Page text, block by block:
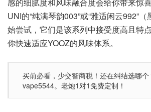
UNI的“纯满琴韵003”或“雅适闲云992”
始尝试，它们是该系列中接受度高且特
你快速适应YOOZ的风味体系。
买前必看，少交智商税！还在纠结选哪个
vape5544。老炮1对1免费定制！